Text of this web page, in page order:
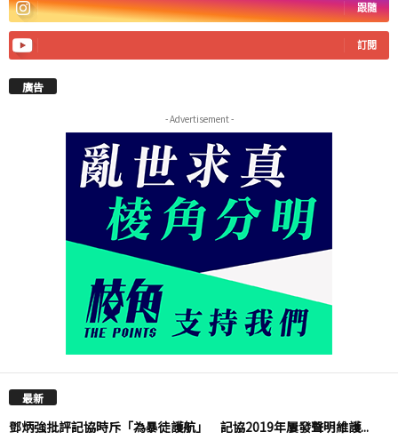
跟隨
訂閱
廣告
- Advertisement -
最新
鄧炳強批評記協時斥「為暴徒護航」 記協2019年屢發聲明維護...